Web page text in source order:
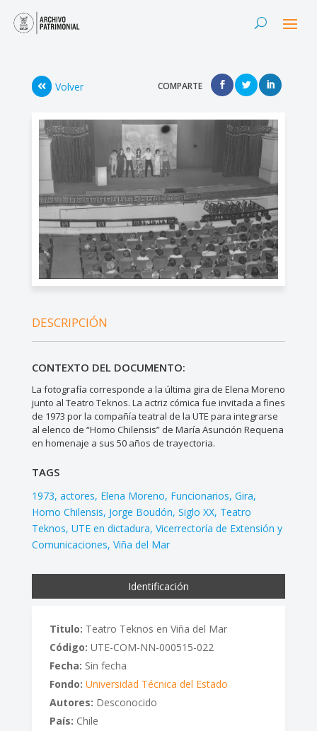
Volver COMPARTE
DESCRIPCIÓN
CONTEXTO DEL DOCUMENTO:
La fotografía corresponde a la última gira de Elena Moreno
junto al Teatro Teknos. La actriz cómica fue invitada a fines
de 1973 por la compañía teatral de la UTE para integrarse
al elenco de “Homo Chilensis” de María Asunción Requena
en homenaje a sus 50 años de trayectoria.
TAGS
1973 actores Elena Moreno Funcionarios Gira
Homo Chilensis Jorge Boudón Siglo XX Teatro
Teknos UTE en dictadura Vicerrectoría de Extensión y
Comunicaciones Viña del Mar
Identificación
Titulo: Teatro Teknos en Viña del Mar
Código: UTE-COM-NN-000515-022
Fecha: Sin fecha
Fondo: Universidad Técnica del Estado
Autores: Desconocido
País: Chile